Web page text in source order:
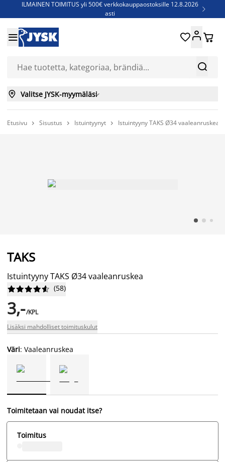
ILMAINEN TOIMITUS yli 500€ verkkokauppaostoksille 12.8.2026
asti

Jenkkisänkyjä - Säästä jopa 60%


 
 Valitse JYSK-myymäläsi
Etusivu  Sisustus  Istuintyynyt  Istuintyyny TAKS Ø34 vaaleanruskea
TAKS
Istuintyyny TAKS Ø34 vaaleanruskea





 (58)
3,-/KPL
Lisäksi mahdolliset toimituskulut
Väri: Vaaleanruskea
Toimitetaan vai noudat itse?
Toimitus